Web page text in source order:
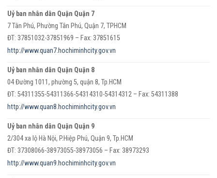
Uỷ ban nhân dân Quận Quận 7
7 Tân Phú, Phường Tân Phú, Quận 7, TPHCM
ĐT: 37851032-37851969 – Fax: 37851615
http://www.quan7.hochiminhcity.gov.vn
Uỷ ban nhân dân Quận Quận 8
04 Đường 1011, phường 5, quận 8, Tp.HCM
ĐT: 54311355-54311366-54314310-54314312 – Fax: 54311388
http://www.quan8.hochiminhcity.gov.vn
Uỷ ban nhân dân Quận Quận 9
2/304 xa lộ Hà Nội, P.Hiệp Phú, Quận 9, Tp.HCM
ĐT: 37308066-38973055-38973056 – Fax: 38973293
http://www.quan9.hochiminhcity.gov.vn